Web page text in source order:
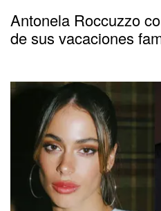
Antonela Roccuzzo
de sus vacaciones